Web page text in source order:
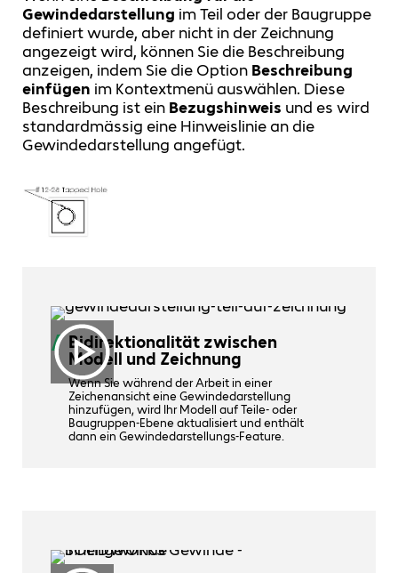
Gewindedarstellung im Teil oder der Baugruppe
definiert wurde, aber nicht in der Zeichnung
angezeigt wird, können Sie die Beschreibung
anzeigen, indem Sie die Option Beschreibung
einfügen im Kontextmenü auswählen. Diese
Beschreibung ist ein Bezugshinweis und es wird
standardmässig eine Hinweislinie an die
Gewindedarstellung angefügt.
Bidirektionalität zwischen
Modell und Zeichnung
Wenn Sie während der Arbeit in einer
Zeichenansicht eine Gewindedarstellung
hinzufügen, wird Ihr Modell auf Teile- oder
Baugruppen-Ebene aktualisiert und enthält
dann ein Gewindedarstellungs-Feature.